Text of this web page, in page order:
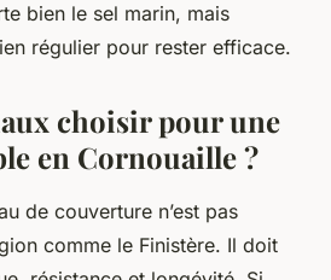
bien le sel marin, mais
régulier pour rester efficace.
choisir pour une
en Cornouaille ?
de couverture n’est pas
comme le Finistère. Il doit